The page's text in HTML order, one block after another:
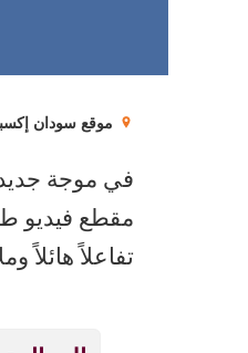
موقع سودان
في موجة
مقطع فيديو
تفاعلاً